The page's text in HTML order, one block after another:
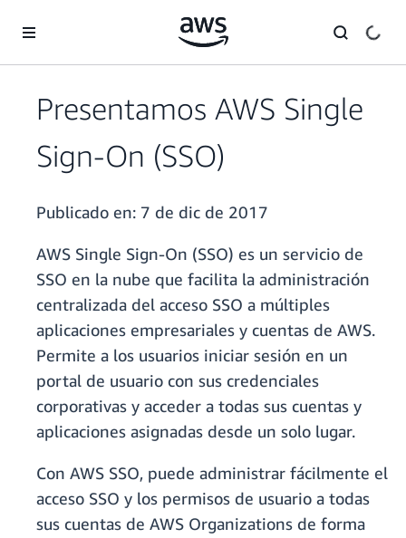
Presentamos AWS Single
Sign-On (SSO)
Publicado en: 7 de dic de 2017
AWS Single Sign-On (SSO) es un servicio de
SSO en la nube que facilita la administración
centralizada del acceso SSO a múltiples
aplicaciones empresariales y cuentas de AWS.
Permite a los usuarios iniciar sesión en un
portal de usuario con sus credenciales
corporativas y acceder a todas sus cuentas y
aplicaciones asignadas desde un solo lugar.
Con AWS SSO, puede administrar fácilmente el
acceso SSO y los permisos de usuario a todas
sus cuentas de AWS Organizations de forma